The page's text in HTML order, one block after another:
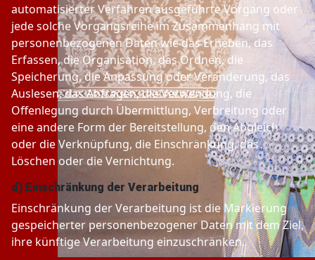
automatisierter Verfahren ausgeführte Vorgang oder
jede solche Vorgangsreihe im Zusammenhang mit
personenbezogenen Daten wie das Erheben, das
Erfassen, die Organisation, das Ordnen, die
Speicherung, die Anpassung oder Veränderung, das
Auslesen, das Abfragen, die Verwendung, die
Offenlegung durch Übermittlung, Verbreitung oder
eine andere Form der Bereitstellung, den Abgleich
oder die Verknüpfung, die Einschränkung, das
Löschen oder die Vernichtung.
d) Einschränkung der Verarbeitung
Einschränkung der Verarbeitung ist die Markierung
gespeicherter personenbezogener Daten mit dem Ziel,
ihre künftige Verarbeitung einzuschränken.